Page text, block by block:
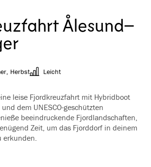
Ålesund–
Herbst Leicht
leise Fjordkreuzfahrt mit Hybridboot
dem UNESCO-geschützten
beeindruckende Fjordlandschaften,
Zeit, um das Fjorddorf in deinem
erkunden.